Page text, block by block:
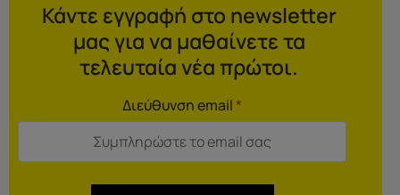
Κάντε εγγραφή στο newsletter
μας για να μαθαίνετε τα
τελευταία νέα πρώτοι.
Διεύθυνση email*